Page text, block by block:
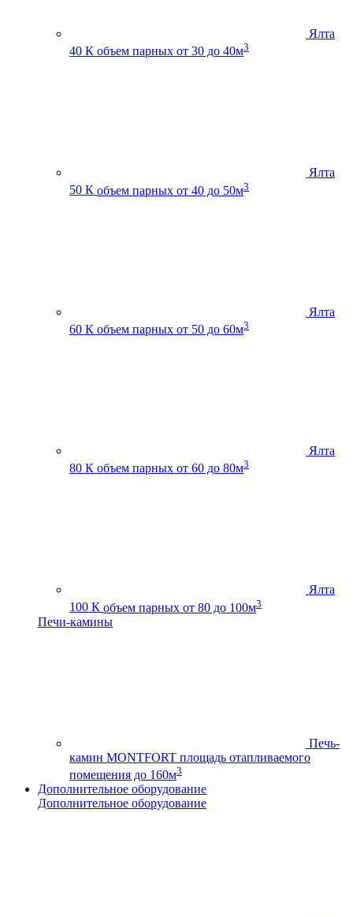
Ялта
40 К объем парных от 30 до 40м3
Ялта
50 К объем парных от 40 до 50м3
Ялта
60 К объем парных от 50 до 60м3
Ялта
80 К объем парных от 60 до 80м3
Ялта
100 К объем парных от 80 до 100м3
Печи-камины
Печь-
камин MONTFORT площадь отапливаемого
помещения до 160м3
Дополнительное оборудование
Дополнительное оборудование